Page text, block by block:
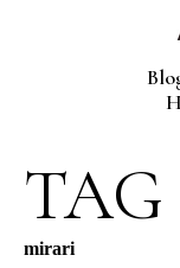
TAG
mirari